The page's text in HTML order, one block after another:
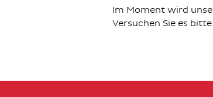
Im Moment wird
Versuchen Sie es